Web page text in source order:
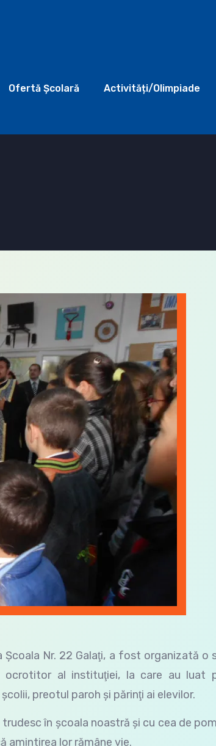
Ofertă Şcolară Activități/Olimpiade
Nr. 22 Galaţi, a fost organizată o
al instituţiei, la care au luat
preotul paroh şi părinţi ai elevilor.
în şcoala noastră şi cu cea de
amintirea lor rămâne vie.